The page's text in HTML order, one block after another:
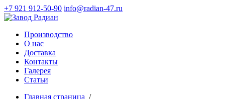
+7 921 912-50-90 info@radian-47.ru
Производство
О нас
Доставка
Контакты
Галерея
Статьи
Главная страница /